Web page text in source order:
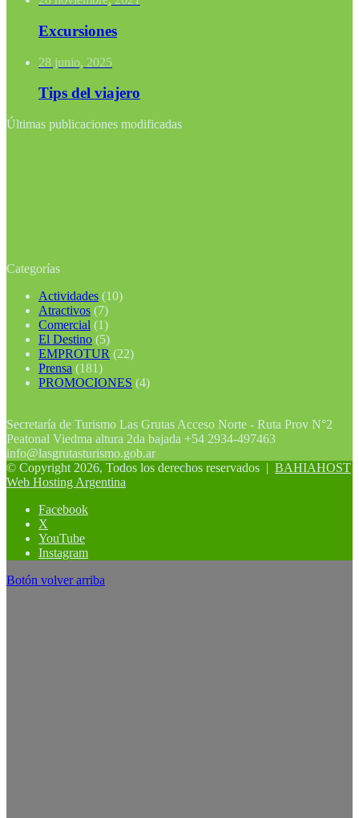
Excursiones
28 junio, 2025
Tips del viajero
Últimas publicaciones modificadas
Categorías
Actividades (10)
Atractivos (7)
Comercial (1)
El Destino (5)
EMPROTUR (22)
Prensa (181)
PROMOCIONES (4)
Secretaría de Turismo Las Grutas Acceso Norte - Ruta Prov N°2
Peatonal Viedma altura 2da bajada +54 2934-497463
info@lasgrutasturismo.gob.ar
© Copyright 2026, Todos los derechos reservados | BAHIAHOST
Web Hosting Argentina
Facebook
X
YouTube
Instagram
Botón volver arriba